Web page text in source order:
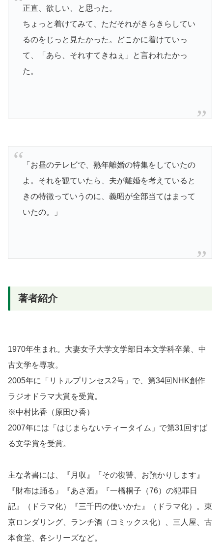
正直、欲しい、と思った。
ちょっと着けてみて、ただそれがきらきらしてい
るのをじっと見たかった。どこかに着けていっ
て、「あら、それすてきねぇ」と言われたかっ
た。
「お昼のテレビで、熟年離婚の特集をしていたの
よ。それを観ていたら、夫が離婚を考えていると
きの特徴っていうのに、義昭が全部当てはまって
いたの。」
著者紹介
1970年生まれ。大妻女子大学文学部日本文学科卒業、中
古文学を専攻。
2005年に「リトルプリンセス2号」で、第34回NHK創作
ラジオドラマ大賞を受賞。
※中村比香（原田ひ香）
2007年には「はじまらないティータイム」で第31回すば
る文学賞を受賞。
主な著書には、『月収』『その復讐、お預かりします』
『財布は踊る』『あさ酒』『一橋桐子（76）の犯罪日
記』（ドラマ化）『三千円の使いかた』（ドラマ化）。東
京ロンダリング、ランチ酒（コミックス化）、三人屋、古
本食堂、各シリーズなど。